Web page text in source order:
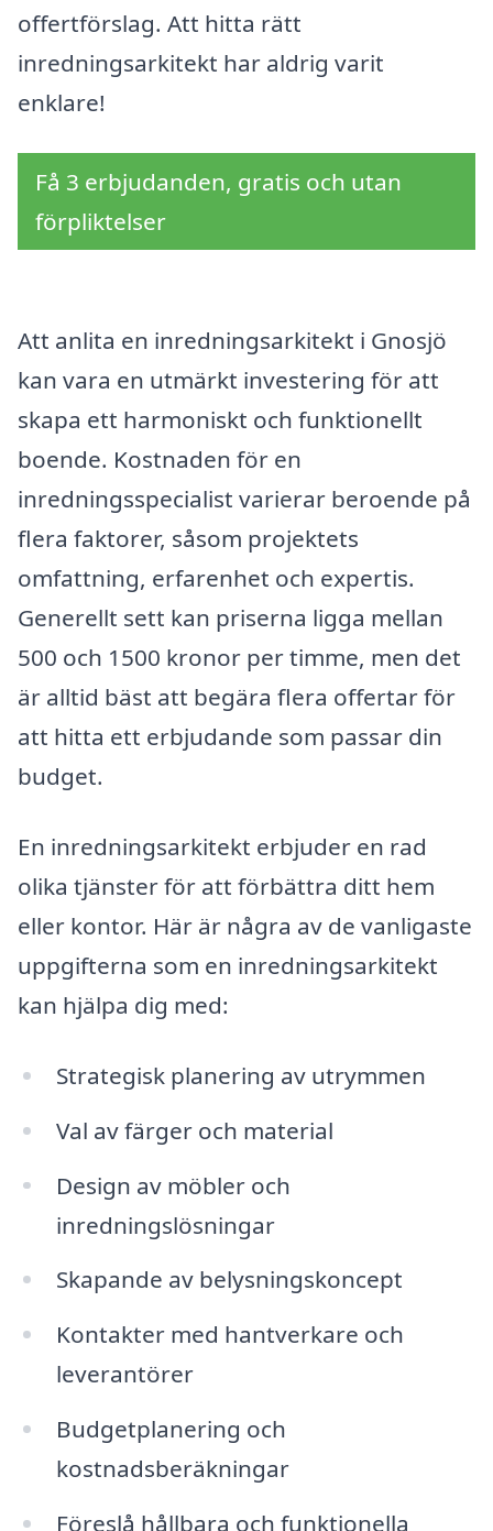
offertförslag. Att hitta rätt
inredningsarkitekt har aldrig varit
enklare!
Få 3 erbjudanden, gratis och utan
förpliktelser
Att anlita en inredningsarkitekt i Gnosjö
kan vara en utmärkt investering för att
skapa ett harmoniskt och funktionellt
boende. Kostnaden för en
inredningsspecialist varierar beroende på
flera faktorer, såsom projektets
omfattning, erfarenhet och expertis.
Generellt sett kan priserna ligga mellan
500 och 1500 kronor per timme, men det
är alltid bäst att begära flera offertar för
att hitta ett erbjudande som passar din
budget.
En inredningsarkitekt erbjuder en rad
olika tjänster för att förbättra ditt hem
eller kontor. Här är några av de vanligaste
uppgifterna som en inredningsarkitekt
kan hjälpa dig med:
Strategisk planering av utrymmen
Val av färger och material
Design av möbler och
inredningslösningar
Skapande av belysningskoncept
Kontakter med hantverkare och
leverantörer
Budgetplanering och
kostnadsberäkningar
Föreslå hållbara och funktionella